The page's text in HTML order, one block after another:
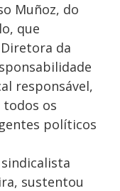
Muñoz, do
que
da
responsável,
os
políticos
sustentou